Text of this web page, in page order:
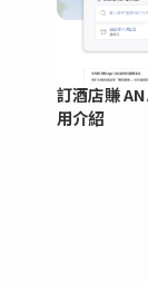
訂酒店賺
用介紹